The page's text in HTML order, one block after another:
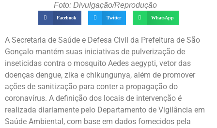
Foto: Divulgação/Reprodução
Facebook Twitter WhatsApp
A Secretaria de Saúde e Defesa Civil da Prefeitura de São
Gonçalo mantém suas iniciativas de pulverização de
inseticidas contra o mosquito Aedes aegypti, vetor das
doenças dengue, zika e chikungunya, além de promover
ações de sanitização para conter a propagação do
coronavírus. A definição dos locais de intervenção é
realizada diariamente pelo Departamento de Vigilância em
Saúde Ambiental, com base em dados fornecidos pela